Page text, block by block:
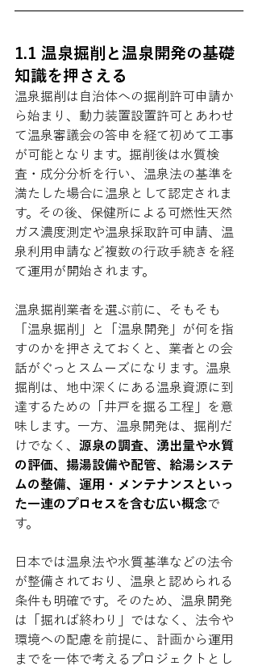
1.1 温泉掘削と温泉開発の基礎
知識を押さえる
温泉掘削は自治体への掘削許可申請か
ら始まり、動力装置設置許可とあわせ
て温泉審議会の答申を経て初めて工事
が可能となります。掘削後は水質検
査・成分分析を行い、温泉法の基準を
満たした場合に温泉として認定されま
す。その後、保健所による可燃性天然
ガス濃度測定や温泉採取許可申請、温
泉利用申請など複数の行政手続きを経
て運用が開始されます。
温泉掘削業者を選ぶ前に、そもそも
「温泉掘削」と「温泉開発」が何を指
すのかを押さえておくと、業者との会
話がぐっとスムーズになります。温泉
掘削は、地中深くにある温泉資源に到
達するための「井戸を掘る工程」を意
味します。一方、温泉開発は、掘削だ
けでなく、 源泉の調査、湧出量や水質
の評価、揚湯設備や配管、給湯システ
ムの整備、運用・メンテナンスといっ
た一連のプロセスを含む広い概念で
す。
日本では温泉法や水質基準などの法令
が整備されており、温泉と認められる
条件も明確です。そのため、温泉開発
は「掘れば終わり」ではなく、法令や
環境への配慮を前提に、計画から運用
までを一体で考えるプロジェクトとし